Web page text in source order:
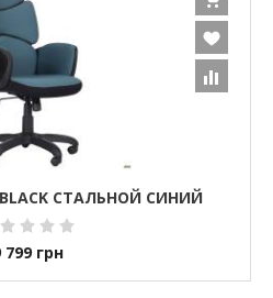
BLACK СТАЛЬНОЙ СИНИЙ
799 грн